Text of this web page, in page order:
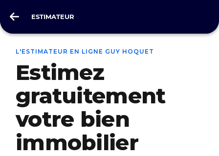
ESTIMATEUR
ESTIMATEUR
L'ESTIMATEUR EN LIGNE GUY HOQUET
Estimez
gratuitement
votre bien
immobilier